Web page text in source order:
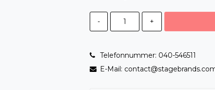
- +
Telefonnummer: 040-546511
E-Mail: